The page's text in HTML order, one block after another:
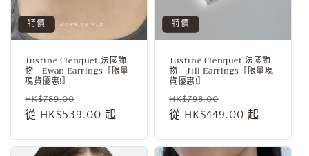
特價
Justine Clenquet 法國飾
物 - Ewan Earrings［限量
現貨優惠!］
定
價
HK$789.00
價
從 HK$539.00 起
特價
Justine Clenquet 法國飾
物 - Jill Earrings［限量現
貨優惠!］
定
價
HK$798.00
價
從 HK$449.00 起